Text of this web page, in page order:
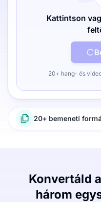
Kattintson
20+ hang- és
20+ bemeneti
Konvertáld
három